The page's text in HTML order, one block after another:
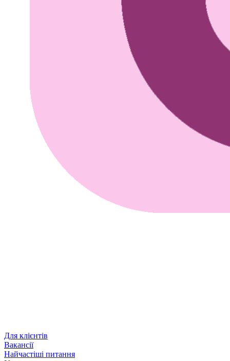
Для клієнтів
Вакансії
Найчастіші питання